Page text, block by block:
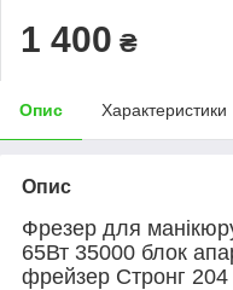
1 400 ₴
Опис Характеристики
Опис
Фрезер для
65Вт 35000 блок
фрейзер Стронг 204